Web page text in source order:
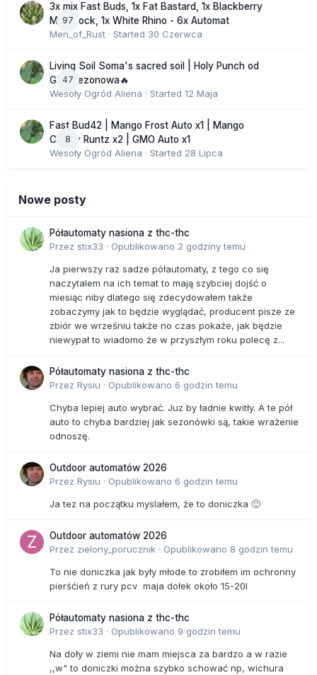
97
3x mix Fast Buds, 1x Fat Bastard, 1x Blackberry
Moonrock, 1x White Rhino - 6x Automat
Men_of_Rust · Started 30 Czerwca
47
Living Soil Soma's sacred soil | Holy Punch od
GHS sezonowa🔥
Wesoły Ogród Aliena · Started 12 Maja
8
Fast Bud42 | Mango Frost Auto x1 | Mango
Cherry Runtz x2 | GMO Auto x1
Wesoły Ogród Aliena · Started 28 Lipca
Nowe posty
Półautomaty nasiona z thc-thc
Przez stix33 · Opublikowano 2 godziny temu
Ja pierwszy raz sadze półautomaty, z tego co się
naczytalem na ich temat to mają szybciej dojść o
miesiąc niby dlatego się zdecydowałem także
zobaczymy jak to będzie wyglądać, producent pisze ze
zbiór we wrześniu także no czas pokaże, jak będzie
niewypał to wiadomo że w przyszłym roku polecę z...
Półautomaty nasiona z thc-thc
Przez Rysiu · Opublikowano 6 godzin temu
Chyba lepiej auto wybrać. Juz by ładnie kwitły. A te pół
auto to chyba bardziej jak sezonówki są, takie wrażenie
odnoszę.
Outdoor automatów 2026
Przez Rysiu · Opublikowano 6 godzin temu
Ja tez na początku myslałem, że to doniczka 🙂
Outdoor automatów 2026
Przez zielony_porucznik · Opublikowano 8 godzin temu
To nie doniczka jak były młode to zrobiłem im ochronny
pierśćień z rury pcv maja dołek około 15-20l
Półautomaty nasiona z thc-thc
Przez stix33 · Opublikowano 9 godzin temu
Na doły w ziemi nie mam miejsca za bardzo a w razie
,,w" to doniczki można szybko schować np, wichura